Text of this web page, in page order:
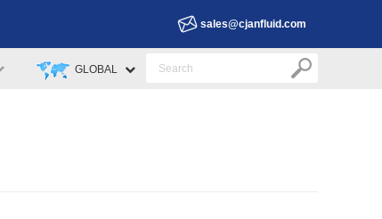
sales@cjanfluid.com
GLOBAL